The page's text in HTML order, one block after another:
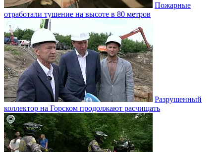
Пожарные
отработали тушение на высоте в 80 метров
Разрушенный
коллектор на Горском продолжают расчищать